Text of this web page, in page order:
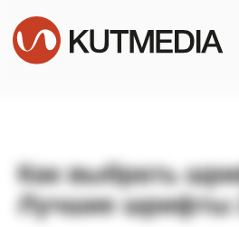
Как выбрать
Лучшие шрифты